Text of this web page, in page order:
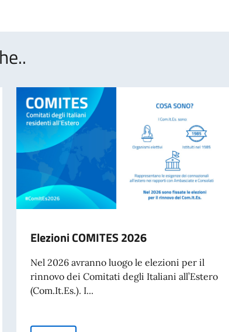
Elezioni COMITES 2026
Nel 2026 avranno luogo le elezioni per il
rinnovo dei Comitati degli Italiani all’Estero
(Com.It.Es.). I...